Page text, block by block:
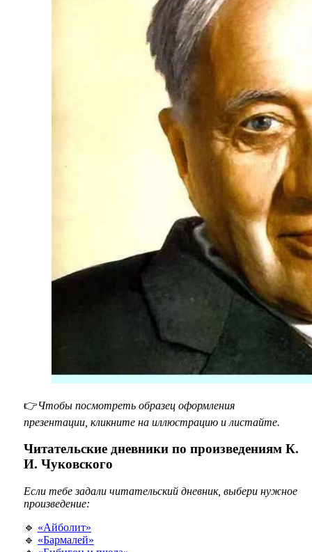
👉Чтобы посмотреть образец оформления
презентации, кликните на иллюстрацию и листайте.
Читательские дневники по произведениям К.
И. Чуковского
Если тебе задали читательский дневник, выбери нужное
произведение:
🔹 «Айболит»
🔹 «Бармалей»